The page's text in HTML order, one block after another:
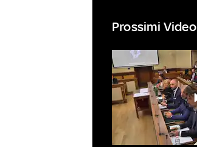
Prossimi Video